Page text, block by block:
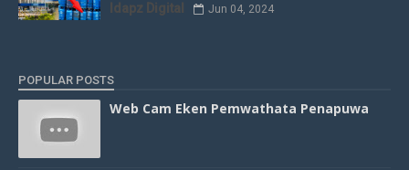
Idapz Digital Jun 04, 2024
POPULAR POSTS
Web Cam Eken Pemwathata Penapuwa